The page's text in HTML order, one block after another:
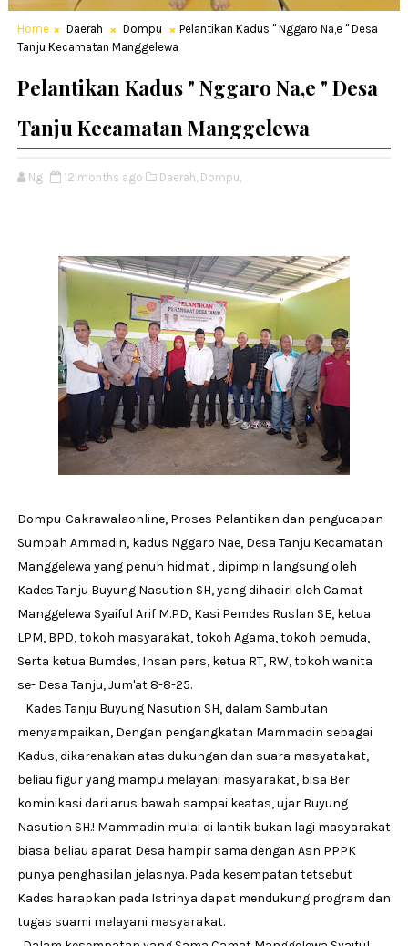
Home Daerah Dompu
Pelantikan Kadus " Nggaro Na,e " Desa
Tanju Kecamatan Manggelewa
Pelantikan Kadus " Nggaro Na,e " Desa
Tanju Kecamatan Manggelewa
Ng 12 months ago Daerah, Dompu,
Dompu-Cakrawalaonline, Proses Pelantikan dan pengucapan
Sumpah Ammadin, kadus Nggaro Nae, Desa Tanju Kecamatan
Manggelewa yang penuh hidmat , dipimpin langsung oleh
Kades Tanju Buyung Nasution SH, yang dihadiri oleh Camat
Manggelewa Syaiful Arif M.PD, Kasi Pemdes Ruslan SE, ketua
LPM, BPD, tokoh masyarakat, tokoh Agama, tokoh pemuda,
Serta ketua Bumdes, Insan pers, ketua RT, RW, tokoh wanita
se- Desa Tanju, Jum'at 8-8-25.
Kades Tanju Buyung Nasution SH, dalam Sambutan
menyampaikan, Dengan pengangkatan Mammadin sebagai
Kadus, dikarenakan atas dukungan dan suara masyatakat,
beliau figur yang mampu melayani masyarakat, bisa Ber
kominikasi dari arus bawah sampai keatas, ujar Buyung
Nasution SH.! Mammadin mulai di lantik bukan lagi masyarakat
biasa beliau aparat Desa hampir sama dengan Asn PPPK
punya penghasilan jelasnya. Pada kesempatan tetsebut
Kades harapkan pada Istrinya dapat mendukung program dan
tugas suami melayani masyarakat.